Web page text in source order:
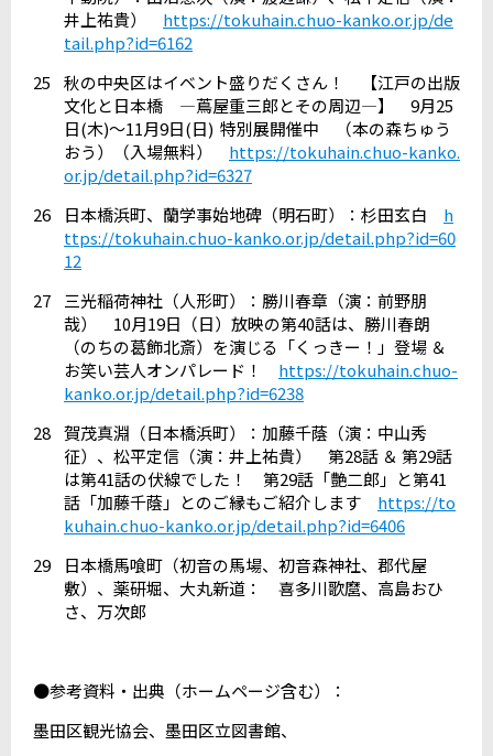
井上祐貴） https://tokuhain.chuo-kanko.or.jp/de
tail.php?id=6162
25
秋の中央区はイベント盛りだくさん！ 【江戸の出版
文化と日本橋 ―蔦屋重三郎とその周辺―】 9月25
日(木)～11月9日(日) 特別展開催中 （本の森ちゅう
おう）（入場無料） https://tokuhain.chuo-kanko.
or.jp/detail.php?id=6327
26
日本橋浜町、蘭学事始地碑（明石町）：杉田玄白 h
ttps://tokuhain.chuo-kanko.or.jp/detail.php?id=60
12
27
三光稲荷神社（人形町）：勝川春章（演：前野朋
哉） 10月19日（日）放映の第40話は、勝川春朗
（のちの葛飾北斎）を演じる「くっきー！」登場 ＆
お笑い芸人オンパレード！ https://tokuhain.chuo-
kanko.or.jp/detail.php?id=6238
28 賀茂真淵（日本橋浜町）：加藤千蔭（演：中山秀
征）、松平定信（演：井上祐貴） 第28話 ＆ 第29話
は第41話の伏線でした！ 第29話「艶二郎」と第41
話「加藤千蔭」とのご縁もご紹介します https://to
kuhain.chuo-kanko.or.jp/detail.php?id=6406
29
日本橋馬喰町（初音の馬場、初音森神社、郡代屋
敷）、薬研堀、大丸新道： 喜多川歌麿、高島おひ
さ、万次郎
●参考資料・出典（ホームページ含む）：
墨田区観光協会、墨田区立図書館、